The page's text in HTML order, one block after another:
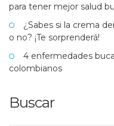
para tener mejor salud
¿Sabes si la crema
o no? ¡Te sorprenderá!
4 enfermedades
colombianos
Buscar